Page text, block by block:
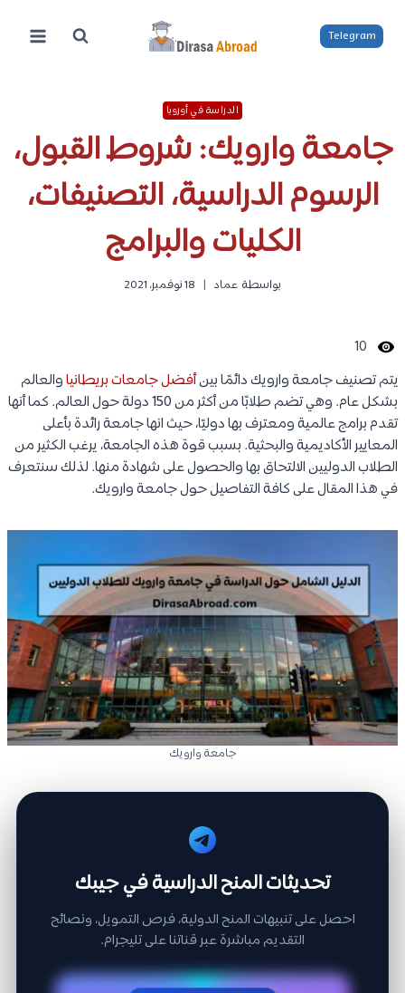
المحتوى
Telegram
الدراسة في أوروبا
جامعة وارويك: شروط القبول،
الرسوم الدراسية، التصنيفات،
الكليات والبرامج
بواسطة عماد 18 نوفمبر، 2021
10
يتم تصنيف جامعة وارويك دائمًا بينأفضل جامعات بريطانياوالعالم
بشكل عام. وهي تضم طلابًا من أكثر من 150 دولة حول العالم. كما أنها
تقدم برامج عالمية ومعترف بها دوليًا، حيث انها جامعة رائدة بأعلى
المعايير الأكاديمية والبحثية. بسبب قوة هذه الجامعة، يرغب الكثير من
الطلاب الدوليين الالتحاق بها والحصول على شهادة منها. لذلك سنتعرف
في هذا المقال على كافة التفاصيل حول جامعة وارويك.
جامعة وارويك
تحديثات المنح الدراسية في جيبك
احصل على تنبيهات المنح الدولية، فرص التمويل، ونصائح
التقديم مباشرة عبر قناتنا على تليجرام.